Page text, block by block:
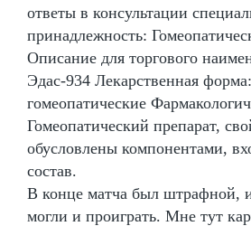
ответы в консультации
принадлежность:
Описание для торгового
Эдас-934 Лекарственная
гомеопатические
Гомеопатический препарат,
обусловлены компонентами,
состав.
В конце матча был штрафной,
могли и проиграть. Мне тут